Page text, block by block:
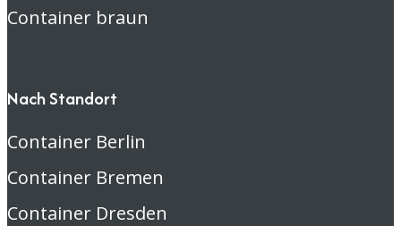
Container braun
Nach Standort
Container Berlin
Container Bremen
Container Dresden